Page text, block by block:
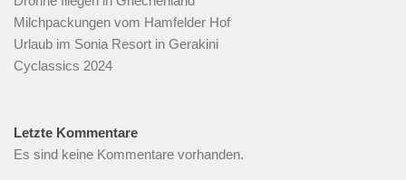
Milchpackungen vom Hamfelder Hof
Urlaub im Sonia Resort in Gerakini
Cyclassics 2024
Letzte Kommentare
Es sind keine Kommentare vorhanden.